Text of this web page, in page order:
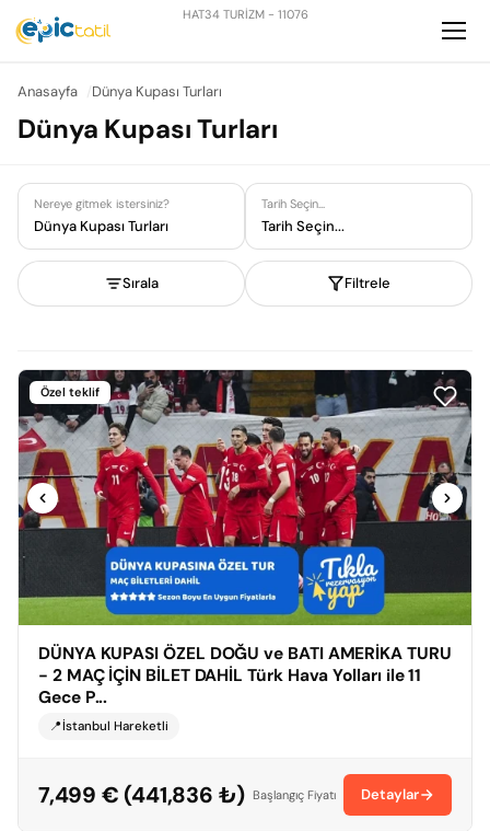
HAT34 TURİZM - 11076
Anasayfa Dünya Kupası Turları
Dünya Kupası Turları
Nereye gitmek istersiniz?
Dünya Kupası Turları
Tarih Seçin...
Tarih Seçin...
Sırala Filtrele
Özel teklif
DÜNYA KUPASI ÖZEL DOĞU ve BATI AMERİKA TURU
- 2 MAÇ İÇİN BİLET DAHİL Türk Hava Yolları ile 11
Gece P...
📍İstanbul Hareketli
7,499 € (441,836 ₺) Başlangıç Fiyatı Detaylar